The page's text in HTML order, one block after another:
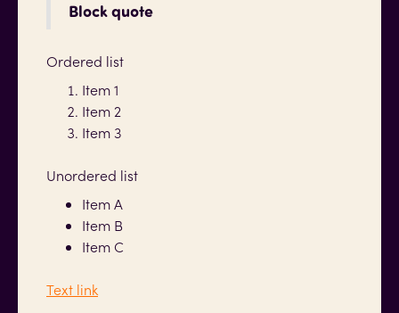
Block quote
Ordered list
Item 1
Item 2
Item 3
Unordered list
Item A
Item B
Item C
Text link